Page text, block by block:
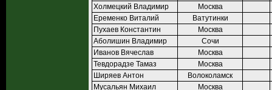
Холмецкий Владимир
Москва
Еременко Виталий
Ватутинки
Пухаев Константин
Москва
Аболишин Владимир
Сочи
Иванов Вячеслав
Москва
Тевдорадзе Тамаз
Москва
Ширяев Антон
Волоколамск
Мусальян Михаил
Москва